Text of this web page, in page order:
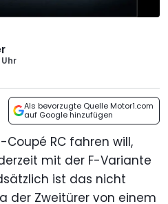
Uhr
Als bevorzugte Quelle Motor1.com
auf Google hinzufügen
Coupé RC fahren will,
mit der F-Variante
ist das nicht
der Zweitürer von einem